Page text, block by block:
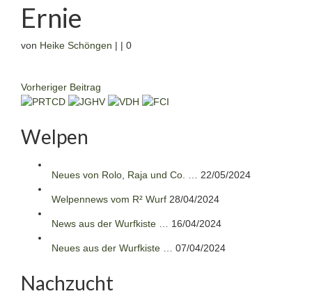
Ernie
von Heike Schöngen | | 0
Vorheriger Beitrag
Welpen
Neues von Rolo, Raja und Co. … 22/05/2024
Welpennews vom R² Wurf 28/04/2024
News aus der Wurfkiste … 16/04/2024
Neues aus der Wurfkiste … 07/04/2024
Nachzucht